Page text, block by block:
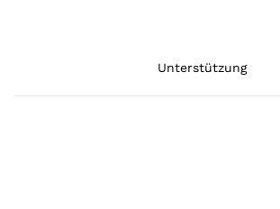
Unterstützung